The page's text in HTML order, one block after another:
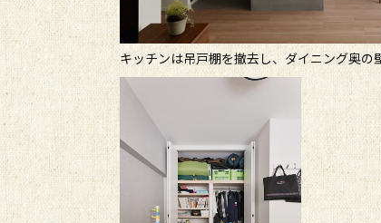
キッチンは吊戸棚を撤去し、ダイニング奥の